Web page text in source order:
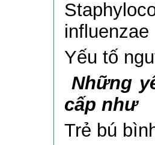
influenzae
Yếu tố
Những
cấp như
Trẻ bú